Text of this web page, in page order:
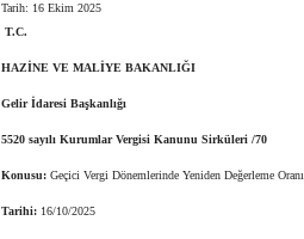
Tarih: 16 Ekim 2025
T.C.
HAZİNE VE MALİYE BAKANLIĞI
Gelir İdaresi Başkanlığı
5520 sayılı Kurumlar Vergisi Kanunu Sirküleri /70
Konusu: Geçici Vergi Dönemlerinde Yeniden Değerleme Oranı
Tarihi: 16/10/2025